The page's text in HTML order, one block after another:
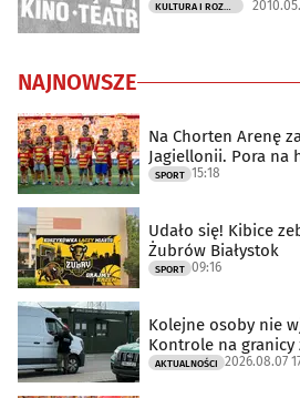
KULTURA I ROZRYWKA
NAJNOWSZE
Na Chorten Arenę
Jagiellonii. Pora na
SPORT 15:18
Udało się! Kibice
Żubrów Białystok
SPORT 09:16
Kolejne osoby nie
Kontrole na granicy
AKTUALNOŚCI 2026.08.07